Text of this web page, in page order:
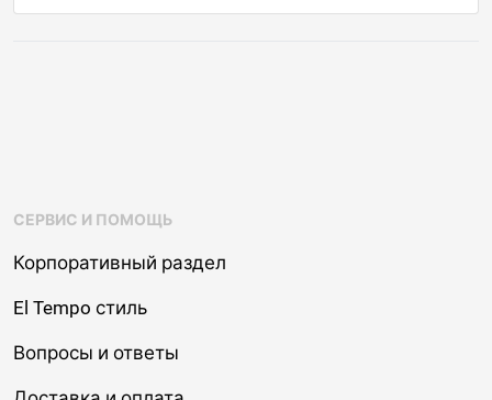
СЕРВИС И ПОМОЩЬ
Корпоративный раздел
El Tempo стиль
Вопросы и ответы